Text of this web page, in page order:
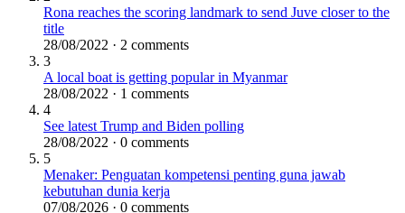
Rona reaches the scoring landmark to send Juve closer to the
title
28/08/2022 · 2 comments
3
A local boat is getting popular in Myanmar
28/08/2022 · 1 comments
4
See latest Trump and Biden polling
28/08/2022 · 0 comments
5
Menaker: Penguatan kompetensi penting guna jawab
kebutuhan dunia kerja
07/08/2026 · 0 comments